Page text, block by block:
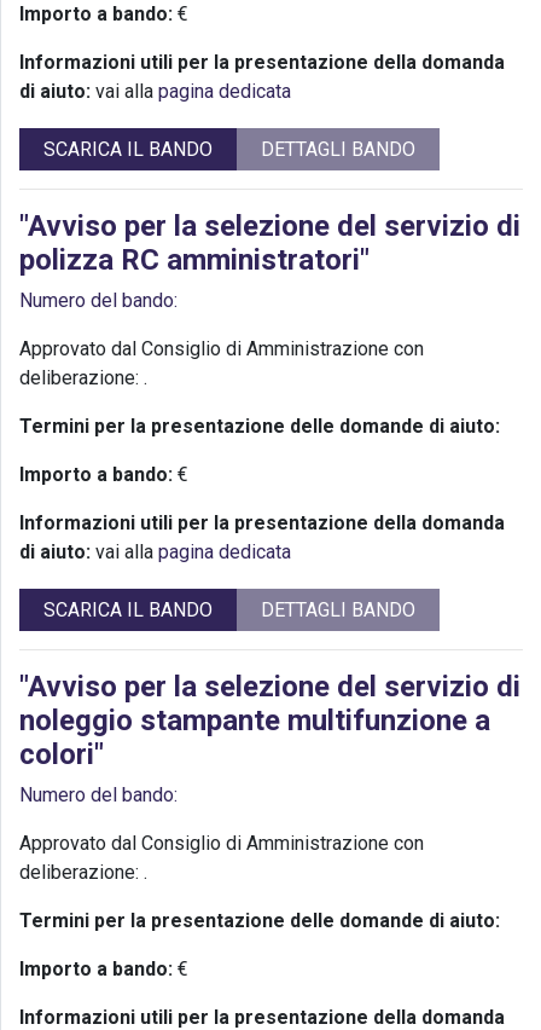
Importo a bando: €
Informazioni utili per la presentazione della domanda
di aiuto: vai alla pagina dedicata
SCARICA IL BANDO DETTAGLI BANDO
"Avviso per la selezione del servizio di
polizza RC amministratori"
Numero del bando:
Approvato dal Consiglio di Amministrazione con
deliberazione: .
Termini per la presentazione delle domande di aiuto:
Importo a bando: €
Informazioni utili per la presentazione della domanda
di aiuto: vai alla pagina dedicata
SCARICA IL BANDO DETTAGLI BANDO
"Avviso per la selezione del servizio di
noleggio stampante multifunzione a
colori"
Numero del bando:
Approvato dal Consiglio di Amministrazione con
deliberazione: .
Termini per la presentazione delle domande di aiuto:
Importo a bando: €
Informazioni utili per la presentazione della domanda